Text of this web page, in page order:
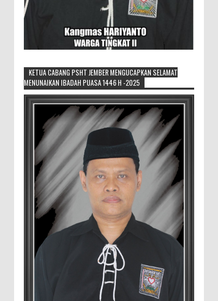
Sikapi Overproduksi Panen Selada, Petani
Muda Hidroponik Ikuti Pelatihan
Manajemen Budidaya dan Tata Kelola
Pasar
Setelah Pelatihan Diwilayah Ambulu Foto Bersama
MEMOPOS.co.id, Jember - Trend pertanian urban saat ini
menjadi pilihan generasi muda untuk ...
Sambut penilaian Akreditasi
RSD.dr.Soebandi Bagikan Sembako Kepada
Warga Sekitar
Suasana ceriah terlihat di raut keluarga
besar RSD.dr.Soebandi Jember saat melakukan kegiatan
rutin senam pagi, setelah senam dilanjutkan pe...
Pemilik Lahan Safi'i Dilaporkan Pencurian
dan Pengrusakan
Didampingi Kuasa Hukum Safi'i Datangi
Polres Jember MEMOPOS.vo.id, Jember -
KETUA CABANG PSHT JEMBER MENGUCAPKAN SELAMAT
MENUNAIKAN IBADAH PUASA 1446 H -2025